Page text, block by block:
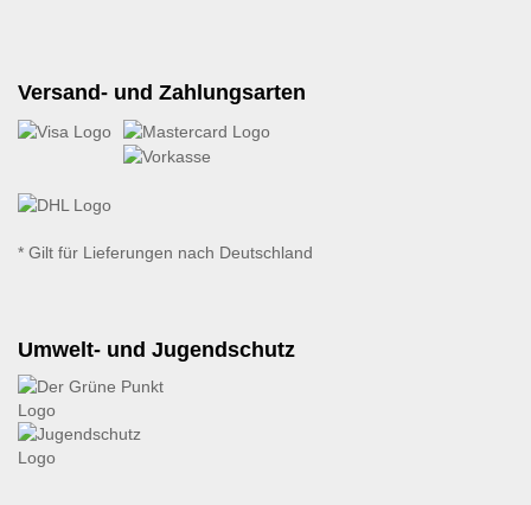
Versand- und Zahlungsarten
* Gilt für Lieferungen nach Deutschland
Umwelt- und Jugendschutz